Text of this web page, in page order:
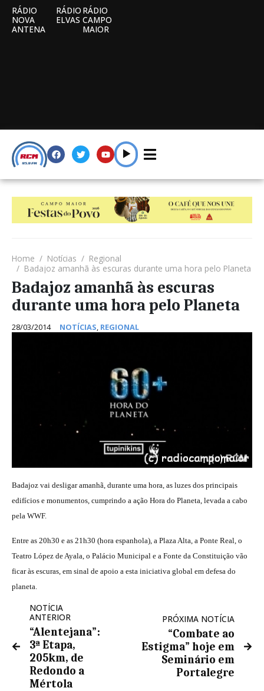
RÁDIO
NOVA
ANTENA
RÁDIO
ELVAS
RÁDIO
CAMPO
MAIOR
Home Notícias
Regional
Badajoz amanhã às escuras durante uma hora pelo Planeta
Badajoz amanhã às escuras
durante uma hora pelo Planeta
28/03/2014 NOTÍCIAS, REGIONAL
Badajoz vai desligar amanhã, durante uma hora, as luzes dos principais
edifícios e monumentos, cumprindo a ação Hora do Planeta, levada a cabo
pela WWF.
Entre as 20h30 e as 21h30 (hora espanhola), a Plaza Alta, a Ponte Real, o
Teatro López de Ayala, o Palácio Municipal e a Fonte da Constituição vão
ficar às escuras, em sinal de apoio a esta iniciativa global em defesa do
planeta.
NOTÍCIA
ANTERIOR
“Alentejana”:
3ª Etapa,
205km, de
Redondo a
Mértola
PRÓXIMA NOTÍCIA
“Combate ao
Estigma” hoje em
Seminário em
Portalegre